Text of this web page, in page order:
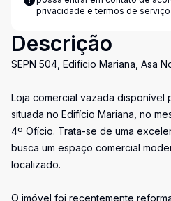
privacidade e termos de serviço
Descrição
SEPN 504, Edifício Mariana, Asa
Loja comercial vazada disponível
situada no Edifício Mariana, no
4º Ofício. Trata-se de uma
busca um espaço comercial
localizado.
O imóvel foi recentemente